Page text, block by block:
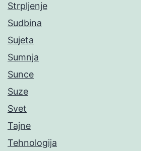
Strpljenje
Sudbina
Sujeta
Sumnja
Sunce
Suze
Svet
Tajne
Tehnologija